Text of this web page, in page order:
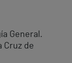
General.
Cruz de